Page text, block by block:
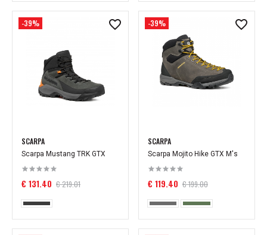
-39%
SCARPA
Scarpa Mustang TRK GTX
€ 131.40 € 219.01
-39%
SCARPA
Scarpa Mojito Hike GTX M's
€ 119.40 € 199.00